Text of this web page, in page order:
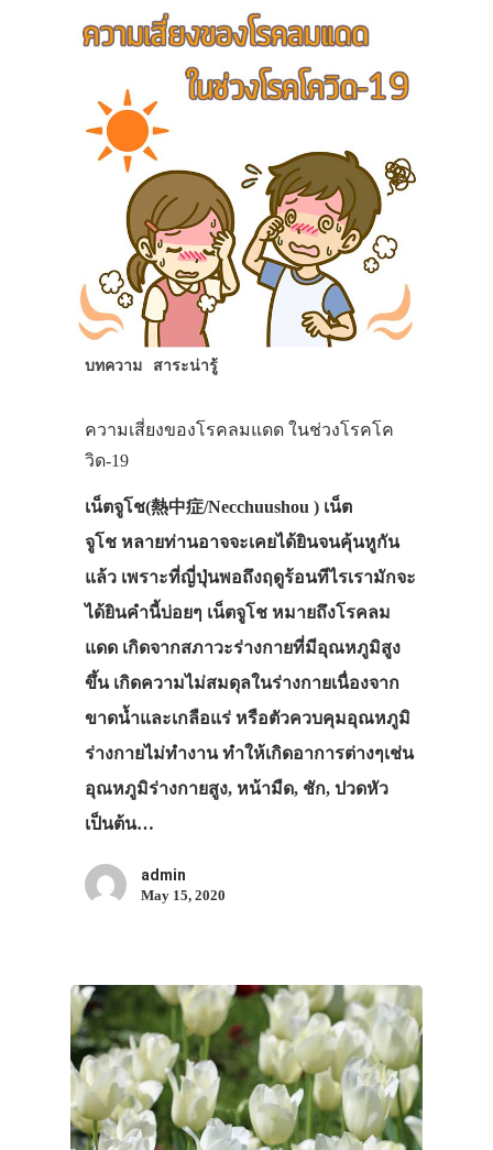
บทความ สาระน่ารู้
ความเสี่ยงของโรคลมแดด ในช่วงโรคโค
วิด-19
เน็ตจูโช(熱中症/Necchuushou ) เน็ต
จูโช หลายท่านอาจจะเคยได้ยินจนคุ้นหูกัน
แล้ว เพราะที่ญี่ปุ่นพอถึงฤดูร้อนทีไรเรามักจะ
ได้ยินคำนี้บ่อยๆ เน็ตจูโช หมายถึงโรคลม
แดด เกิดจากสภาวะร่างกายที่มีอุณหภูมิสูง
ขึ้น เกิดความไม่สมดุลในร่างกายเนื่องจาก
ขาดน้ำและเกลือแร่ หรือตัวควบคุมอุณหภูมิ
ร่างกายไม่ทำงาน ทำให้เกิดอาการต่างๆเช่น
อุณหภูมิร่างกายสูง, หน้ามืด, ชัก, ปวดหัว
เป็นต้น…
admin
May 15, 2020